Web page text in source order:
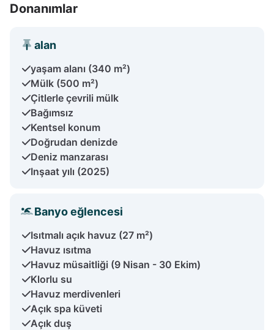
Donanımlar
alan
yaşam alanı (340 m²)
Mülk (500 m²)
Çitlerle çevrili mülk
Bağımsız
Kentsel konum
Doğrudan denizde
Deniz manzarası
Inşaat yılı (2025)
Banyo eğlencesi
Isıtmalı açık havuz (27 m²)
Havuz ısıtma
Havuz müsaitliği (9 Nisan - 30 Ekim)
Klorlu su
Havuz merdivenleri
Açık spa küveti
Açık duş